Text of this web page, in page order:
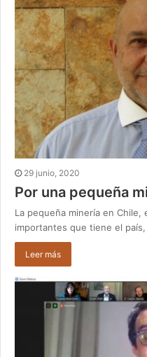
29 junio, 2020
Por una pequeña
La pequeña minería en Chile,
importantes que tiene el
Leer más